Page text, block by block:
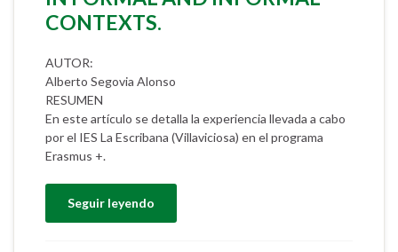
CONTEXTS.
AUTOR:
Alberto Segovia Alonso
RESUMEN
En este artículo se detalla la experiencia llevada a cabo
por el IES La Escribana (Villaviciosa) en el programa
Erasmus +.
Seguir leyendo